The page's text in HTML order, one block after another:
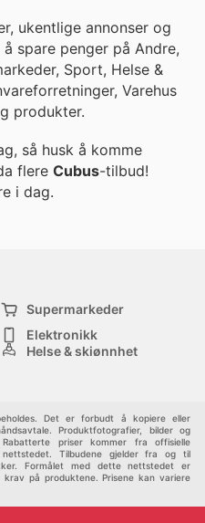
ukentlige annonser og
spare penger på Andre,
Sport, Helse &
Varehus
produkter.
så husk å komme
flere Cubus-tilbud!
i dag.
Supermarkeder
Elektronikk
Helse & skjønnhet
Det er forbudt å kopiere eller
Produktfotografier, bilder og
priser kommer fra offisielle
Tilbudene gjelder fra og til
Formålet med dette nettstedet er
på produktene. Prisene kan variere